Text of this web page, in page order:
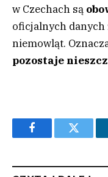
w Czechach są
oficjalnych danych
niemowląt.
pozostaje
FacebookTwitter